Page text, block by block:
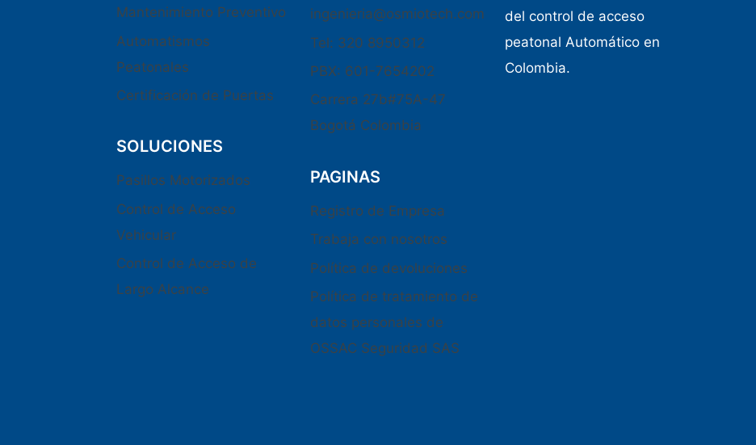
Mantenimiento Preventivo
Automatismos
Peatonales
Certificación de Puertas
SOLUCIONES
Pasillos Motorizados
Control de Acceso
Vehicular
Control de Acceso de
Largo Alcance
ingenieria@osmiotech.com
Tel: 320 8950312
PBX: 601-7654202
Carrera 27b#75A-47
Bogotá Colombia
PAGINAS
Registro de Empresa
Trabaja con nosotros
Política de devoluciones
Política de tratamiento de
datos personales de
OSSAC Seguridad SAS
del control de acceso
peatonal Automático en
Colombia.